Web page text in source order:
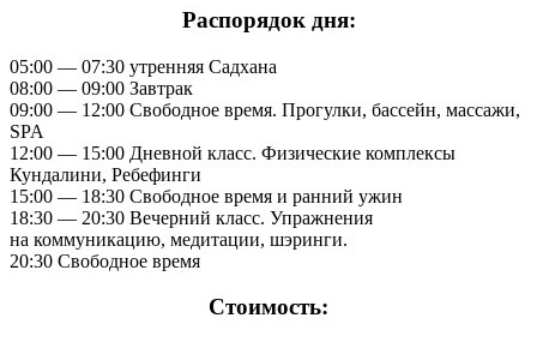
Распорядок дня:
05:00 — 07:30 утренняя Садхана
08:00 — 09:00 Завтрак
09:00 — 12:00 Свободное время. Прогулки, бассейн, массажи,
SPA
12:00 — 15:00 Дневной класс. Физические комплексы
Кундалини, Ребефинги
15:00 — 18:30 Свободное время и ранний ужин
18:30 — 20:30 Вечерний класс. Упражнения
на коммуникацию, медитации, шэринги.
20:30 Свободное время
Стоимость: